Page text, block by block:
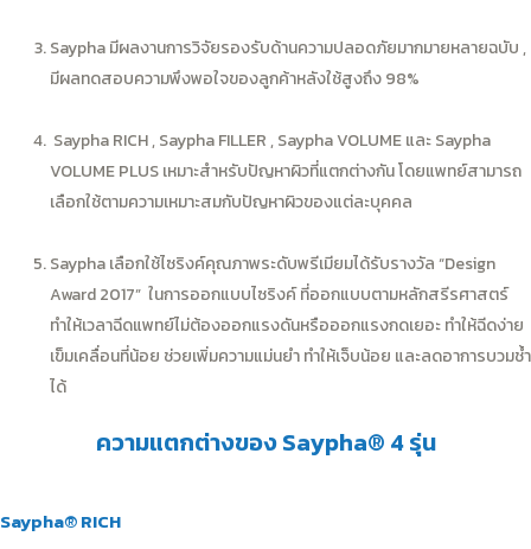
Saypha มีผลงานการวิจัยรองรับด้านความปลอดภัยมากมายหลายฉบับ ,
มีผลทดสอบความพึงพอใจของลูกค้าหลังใช้สูงถึง 98%
Saypha RICH , Saypha FILLER , Saypha VOLUME และ Saypha
VOLUME PLUS เหมาะสำหรับปัญหาผิวที่แตกต่างกัน โดยแพทย์สามารถ
เลือกใช้ตามความเหมาะสมกับปัญหาผิวของแต่ละบุคคล
Saypha เลือกใช้ไซริงค์คุณภาพระดับพรีเมียมได้รับรางวัล “Design
Award 2017” ในการออกแบบไซริงค์ ที่ออกแบบตามหลักสรีรศาสตร์
ทำให้เวลาฉีดแพทย์ไม่ต้องออกแรงดันหรือออกแรงกดเยอะ ทำให้ฉีดง่าย
เข็มเคลื่อนที่น้อย ช่วยเพิ่มความแม่นยำ ทำให้เจ็บน้อย และลดอาการบวมช้ำ
ได้
ความแตกต่างของ Saypha® 4 รุ่น
Saypha® RICH